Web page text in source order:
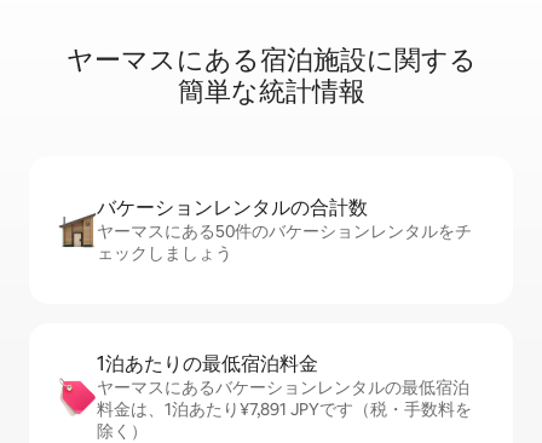
ヤーマスに⁠あ⁠る宿⁠泊⁠施⁠設⁠に関⁠す⁠る
簡⁠単⁠な統⁠計⁠情⁠報
バケーションレ⁠ン⁠タ⁠ル⁠の合⁠計⁠数
ヤーマスにある50件のバケーションレンタルをチ
ェックしましょう
1泊あたりの最⁠低⁠宿⁠泊⁠料⁠金
ヤーマスにあるバケーションレンタルの最低宿泊
料金は、1泊あたり¥7,891 JPYです（税・手数料を
除く）